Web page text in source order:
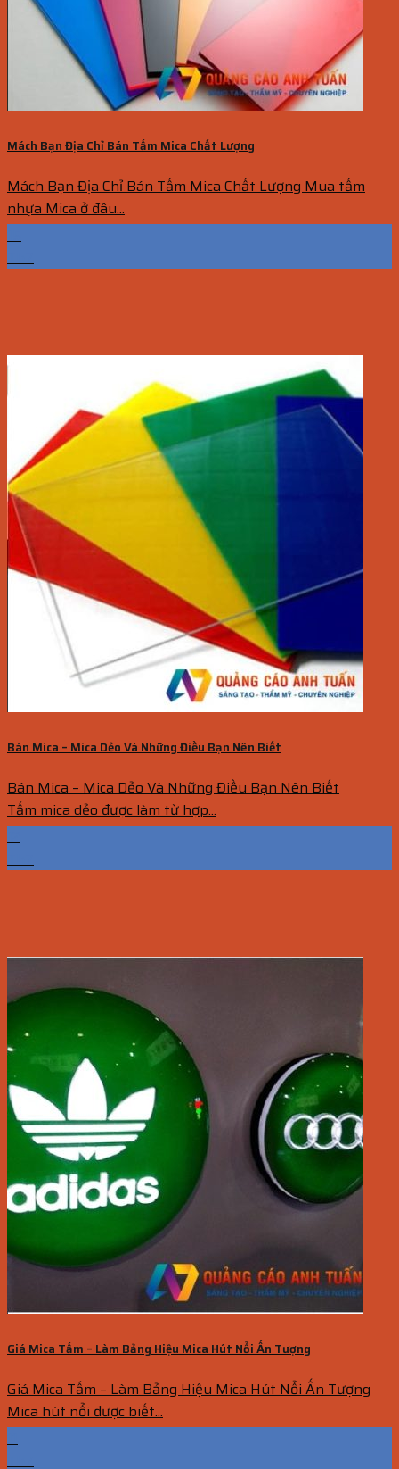
Mách Bạn Địa Chỉ Bán Tấm Mica Chất Lượng
Mách Bạn Địa Chỉ Bán Tấm Mica Chất Lượng Mua tấm
nhựa Mica ở đâu...
15
Th7
Bán Mica – Mica Dẻo Và Những Điều Bạn Nên Biết
Bán Mica – Mica Dẻo Và Những Điều Bạn Nên Biết
Tấm mica dẻo được làm từ hợp...
12
Th7
Giá Mica Tấm – Làm Bảng Hiệu Mica Hút Nổi Ấn Tượng
Giá Mica Tấm – Làm Bảng Hiệu Mica Hút Nổi Ấn Tượng
Mica hút nổi được biết...